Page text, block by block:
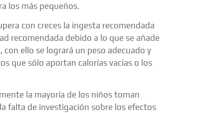
los más pequeños.
con creces la ingesta recomendada
recomendada debido a lo que se añade
ello se logrará un peso adecuado y
que sólo aportan calorías vacías o los
la mayoría de los niños toman
falta de investigación sobre los efectos